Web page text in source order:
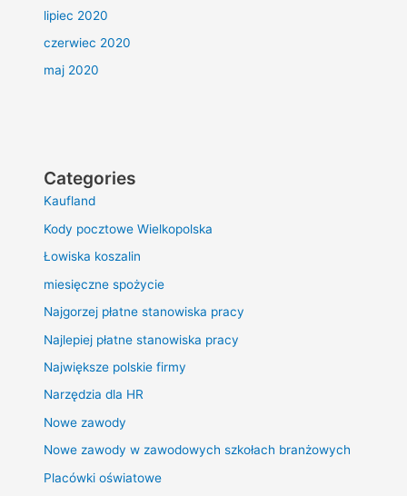
lipiec 2020
czerwiec 2020
maj 2020
Categories
Kaufland
Kody pocztowe Wielkopolska
Łowiska koszalin
miesięczne spożycie
Najgorzej płatne stanowiska pracy
Najlepiej płatne stanowiska pracy
Największe polskie firmy
Narzędzia dla HR
Nowe zawody
Nowe zawody w zawodowych szkołach branżowych
Placówki oświatowe